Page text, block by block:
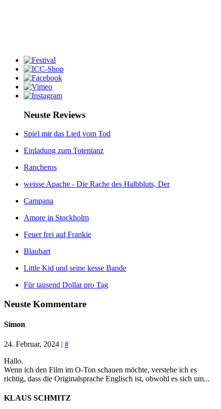
Neuste Reviews
Spiel mir das Lied vom Tod
Einladung zum Totentanz
Rancheros
weisse Apache - Die Rache des Halbbluts, Der
Campana
Amore in Stockholm
Feuer frei auf Frankie
Blaubart
Little Kid und seine kesse Bande
Für tausend Dollar pro Tag
Neuste Kommentare
Simon
24. Februar, 2024 | #
Hallo.
Wenn ich den Film im O-Ton schauen möchte, verstehe ich es
richtig, dass die Originalsprache Englisch ist, obwohl es sich um...
KLAUS SCHMITZ